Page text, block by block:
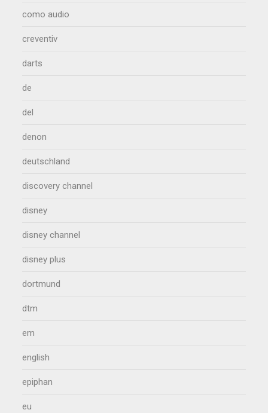
como audio
creventiv
darts
de
del
denon
deutschland
discovery channel
disney
disney channel
disney plus
dortmund
dtm
em
english
epiphan
eu